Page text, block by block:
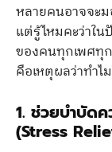
หลายคนอาจจะ
แต่รู้ไหมคะว่าใ
ของคนทุกเพศทุ
คือเหตุผลว่าทำ
1. ช่วยบำบัด
(Stress